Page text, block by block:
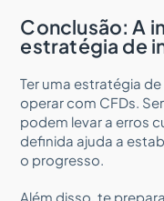
Conclusão: A
estratégia de
Ter uma estratégia
operar com CFDs.
podem levar a erros
definida ajuda a
o progresso.
Além disso, te